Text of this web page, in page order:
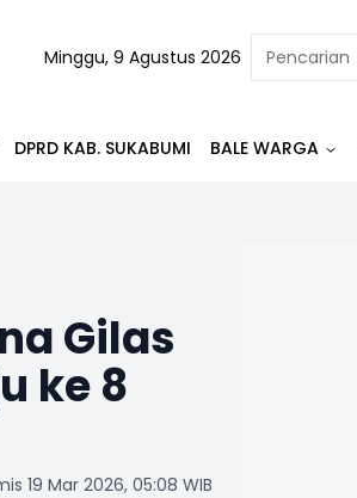
Minggu, 9 Agustus 2026
DPRD KAB. SUKABUMI BALE WARGA
Gilas
ke 8
19 Mar 2026, 05:08 WIB